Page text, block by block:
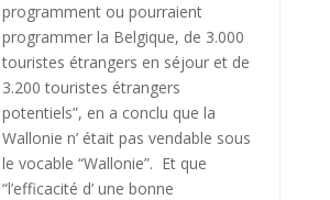
programment ou pourraient
programmer la Belgique, de 3.000
touristes étrangers en séjour et de
3.200 touristes étrangers
potentiels”, en a conclu que la
Wallonie n’ était pas vendable sous
le vocable “Wallonie”. Et que
“l’efficacité d’ une bonne